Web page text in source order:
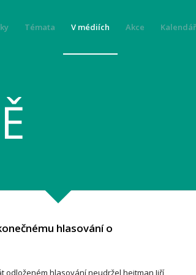
Témata V médiích Akce
hlasování o
odloženém hlasování neudržel hejtman Jiří